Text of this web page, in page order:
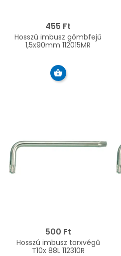
455 Ft
Hosszú imbusz gömbfejű
1,5x90mm 112015MR
500 Ft
Hosszú imbusz torxvégű
T10x 88L 112310R